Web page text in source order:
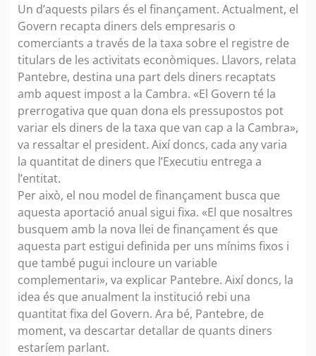
Un d’aquests pilars és el finançament. Actualment, el
Govern recapta diners dels empresaris o
comerciants a través de la taxa sobre el registre de
titulars de les activitats econòmiques. Llavors, relata
Pantebre, destina una part dels diners recaptats
amb aquest impost a la Cambra. «El Govern té la
prerrogativa que quan dona els pressupostos pot
variar els diners de la taxa que van cap a la Cambra»,
va ressaltar el president. Així doncs, cada any varia
la quantitat de diners que l’Executiu entrega a
l’entitat.
Per això, el nou model de finançament busca que
aquesta aportació anual sigui fixa. «El que nosaltres
busquem amb la nova llei de finançament és que
aquesta part estigui definida per uns mínims fixos i
que també pugui incloure un variable
complementari», va explicar Pantebre. Així doncs, la
idea és que anualment la institució rebi una
quantitat fixa del Govern. Ara bé, Pantebre, de
moment, va descartar detallar de quants diners
estaríem parlant.